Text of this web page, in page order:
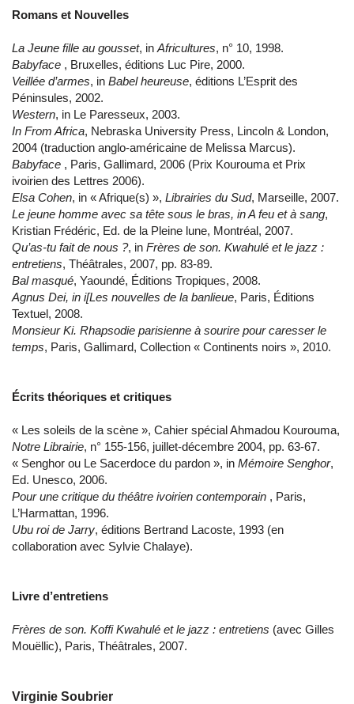
Romans et Nouvelles
La Jeune fille au gousset, in Africultures, n° 10, 1998.
Babyface , Bruxelles, éditions Luc Pire, 2000.
Veillée d’armes, in Babel heureuse, éditions L’Esprit des
Péninsules, 2002.
Western, in Le Paresseux, 2003.
In From Africa, Nebraska University Press, Lincoln & London,
2004 (traduction anglo-américaine de Melissa Marcus).
Babyface , Paris, Gallimard, 2006 (Prix Kourouma et Prix
ivoirien des Lettres 2006).
Elsa Cohen, in « Afrique(s) », Librairies du Sud, Marseille, 2007.
Le jeune homme avec sa tête sous le bras, in A feu et à sang,
Kristian Frédéric, Ed. de la Pleine lune, Montréal, 2007.
Qu’as-tu fait de nous ?, in Frères de son. Kwahulé et le jazz :
entretiens, Théâtrales, 2007, pp. 83-89.
Bal masqué, Yaoundé, Éditions Tropiques, 2008.
Agnus Dei, in i[Les nouvelles de la banlieue, Paris, Éditions
Textuel, 2008.
Monsieur Ki. Rhapsodie parisienne à sourire pour caresser le
temps, Paris, Gallimard, Collection « Continents noirs », 2010.
Écrits théoriques et critiques
« Les soleils de la scène », Cahier spécial Ahmadou Kourouma,
Notre Librairie, n° 155-156, juillet-décembre 2004, pp. 63-67.
« Senghor ou Le Sacerdoce du pardon », in Mémoire Senghor,
Ed. Unesco, 2006.
Pour une critique du théâtre ivoirien contemporain , Paris,
L’Harmattan, 1996.
Ubu roi de Jarry, éditions Bertrand Lacoste, 1993 (en
collaboration avec Sylvie Chalaye).
Livre d’entretiens
Frères de son. Koffi Kwahulé et le jazz : entretiens (avec Gilles
Mouëllic), Paris, Théâtrales, 2007.
Virginie Soubrier